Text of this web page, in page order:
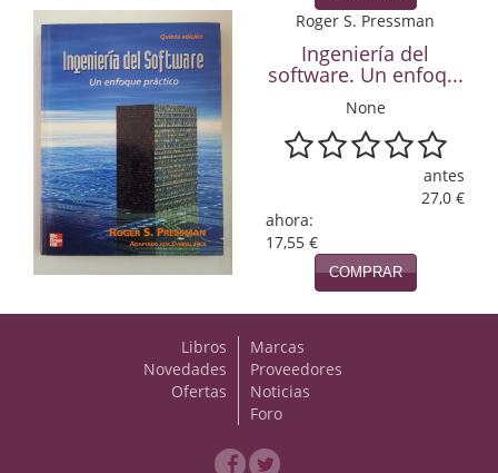
Novela Extranjera
Novela fantástica
Novela histórica
Novela negra
Novela romántica
Otros idiomas
Roger S. Pressman
Ingeniería del
software. Un enfoq...
None
antes
27,0 €
ahora:
17,55 €
COMPRAR
Libros
Novedades
Ofertas
Marcas
Proveedores
Noticias
Foro